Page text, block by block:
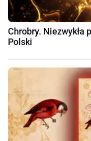
Chrobry. Niezwykła
Polski